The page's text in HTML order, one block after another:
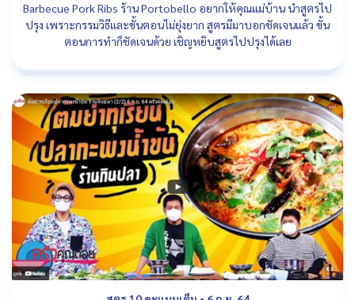
Barbecue Pork Ribs ร้าน Portobello อยากให้คุณแม่บ้าน นำสูตรไป
ปรุง เพราะกรรมวิธีและขั้นตอนไม่ยุ่งยาก สูตรมีมาบอกชัดเจนแล้ว ขั้น
ตอนการทำก็ชัดเจนด้วย เชิญหยิบสูตรไปปรุงได้เลย